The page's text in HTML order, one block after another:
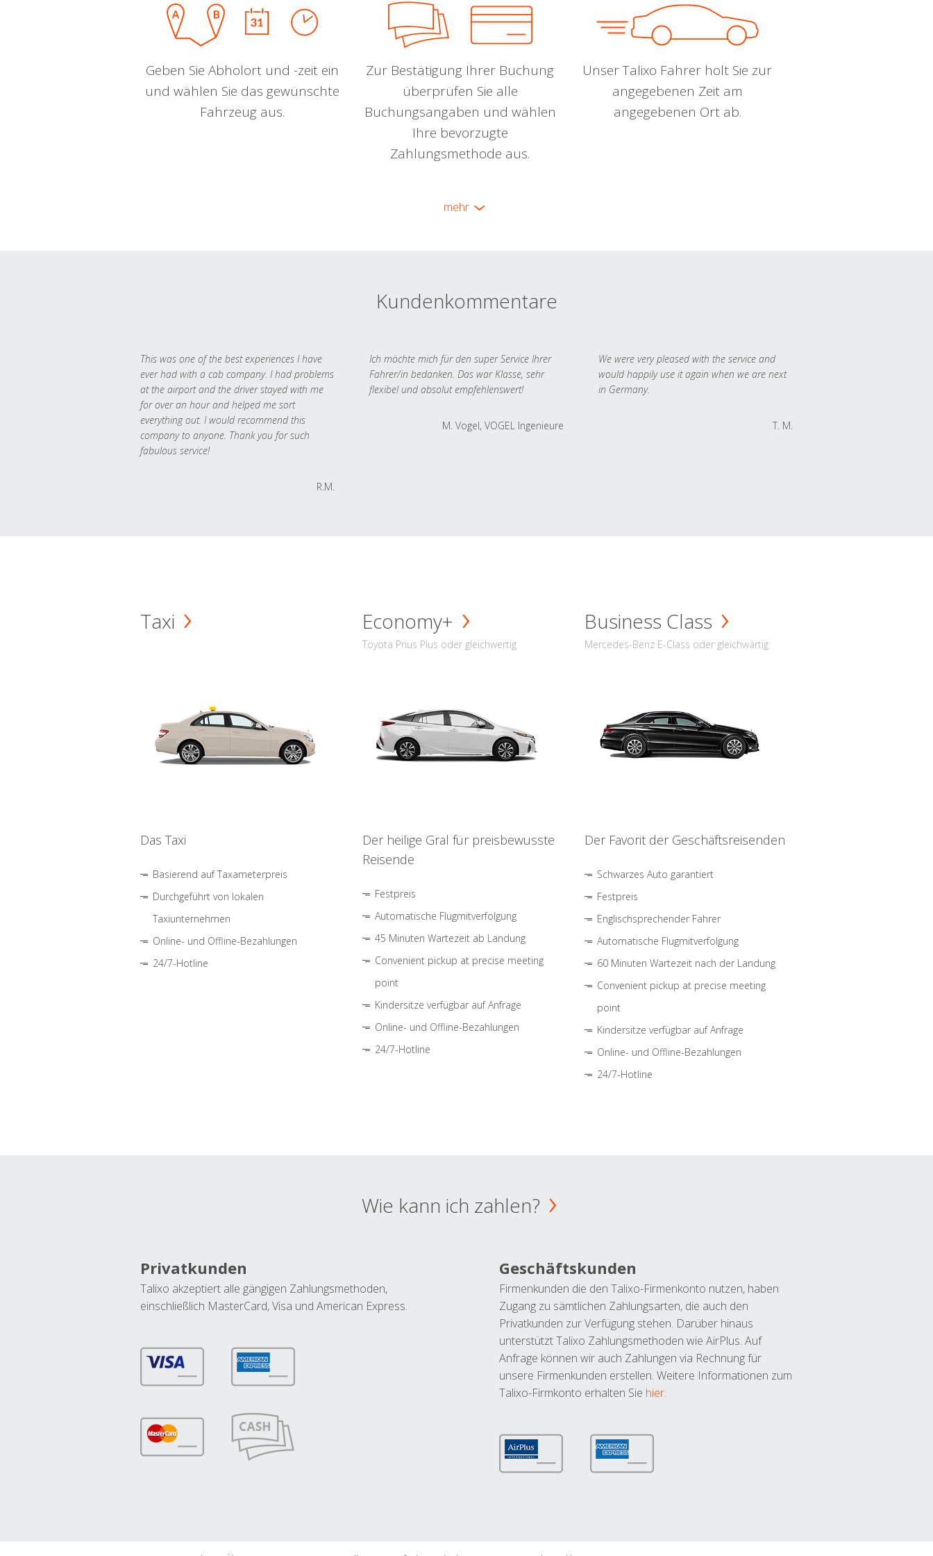
Geben Sie Abholort und -zeit ein
und wählen Sie das gewünschte
Fahrzeug aus.
Zur Bestätigung Ihrer Buchung
überprüfen Sie alle
Buchungsangaben und wählen
Ihre bevorzugte
Zahlungsmethode aus.
Unser Talixo Fahrer holt Sie zur
angegebenen Zeit am
angegebenen Ort ab.
mehr
Kundenkommentare
This was one of the best experiences I have
ever had with a cab company. I had problems
at the airport and the driver stayed with me
for over an hour and helped me sort
everything out. I would recommend this
company to anyone. Thank you for such
fabulous service!
R.M.
Ich möchte mich für den super Service Ihrer
Fahrer/in bedanken. Das war Klasse, sehr
flexibel und absolut empfehlenswert!
M. Vogel, VOGEL Ingenieure
We were very pleased with the service and
would happily use it again when we are next
in Germany.
T. M.
Taxi
Das Taxi
Basierend auf Taxameterpreis
Durchgeführt von lokalen
Taxiunternehmen
Online- und Offline-Bezahlungen
24/7-Hotline
Economy+
Toyota Prius Plus oder gleichwertig
Der heilige Gral für preisbewusste
Reisende
Festpreis
Automatische Flugmitverfolgung
45 Minuten Wartezeit ab Landung
Convenient pickup at precise meeting
point
Kindersitze verfügbar auf Anfrage
Online- und Offline-Bezahlungen
24/7-Hotline
Business Class
Mercedes-Benz E-Class oder gleichwärtig
Der Favorit der Geschäftsreisenden
Schwarzes Auto garantiert
Festpreis
Englischsprechender Fahrer
Automatische Flugmitverfolgung
60 Minuten Wartezeit nach der Landung
Convenient pickup at precise meeting
point
Kindersitze verfügbar auf Anfrage
Online- und Offline-Bezahlungen
24/7-Hotline
Wie kann ich zahlen?
Privatkunden
Talixo akzeptiert alle gängigen Zahlungsmethoden,
einschließlich MasterCard, Visa und American Express.
Geschäftskunden
Firmenkunden die den Talixo-Firmenkonto nutzen, haben
Zugang zu sämtlichen Zahlungsarten, die auch den
Privatkunden zur Verfügung stehen. Darüber hinaus
unterstützt Talixo Zahlungsmethoden wie AirPlus. Auf
Anfrage können wir auch Zahlungen via Rechnung für
unsere Firmenkunden erstellen. Weitere Informationen zum
Talixo-Firmkonto erhalten Sie hier.